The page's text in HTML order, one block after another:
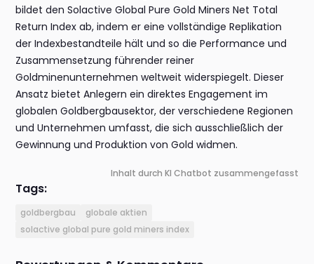
bildet den Solactive Global Pure Gold Miners Net Total
Return Index ab, indem er eine vollständige Replikation
der Indexbestandteile hält und so die Performance und
Zusammensetzung führender reiner
Goldminenunternehmen weltweit widerspiegelt. Dieser
Ansatz bietet Anlegern ein direktes Engagement im
globalen Goldbergbausektor, der verschiedene Regionen
und Unternehmen umfasst, die sich ausschließlich der
Gewinnung und Produktion von Gold widmen.
Inhalt durch KI Chatbot zusammengefasst
Tags:
goldbergbau
globale aktien
solactive global pure gold miners index